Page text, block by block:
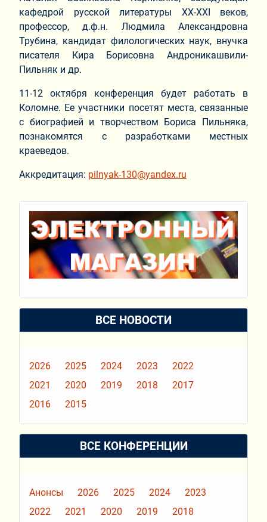
кафедрой русской литературы XX-XXI веков,
профессор, д.ф.н. Людмила Александровна
Трубина, кандидат филологических наук, внучка
писателя Кира Борисовна Андроникашвили-
Пильняк и др.
11-12 октября конференция будет работать в
Коломне. Ее участники посетят места, связанные
с биографией и творчеством Бориса Пильняка,
познакомятся с разработками местных
краеведов.
Аккредитация: pilnyak-130@yandex.ru
ВСЕ НОВОСТИ
2026 2025 2024 2023
2022
2021
2020 2019 2018
2017
2016
2015
ВСЕ КОНФЕРЕНЦИИ
Анонсы 2026 2025 2024
2023
2022
2021 2020 2019
2018